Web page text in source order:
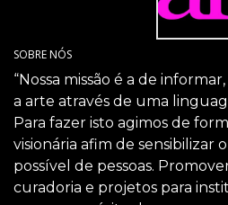
SOBRE NÓS
“Nossa missão é a de
a arte através de uma
Para fazer isto agimos de
visionária afim de sensibilizar
possível de pessoas.
curadoria e projetos para